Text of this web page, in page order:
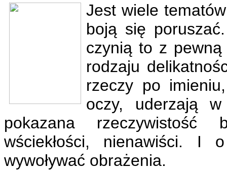
Jest wiele
boją się
czynią to z
rodzaju
rzeczy po
oczy, uderzają
pokazana rzeczywistość
wściekłości, nienawiści. I
wywoływać obrażenia.